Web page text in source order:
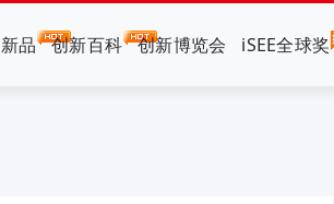
品 创新百科 创新博览会 iSEE全球奖